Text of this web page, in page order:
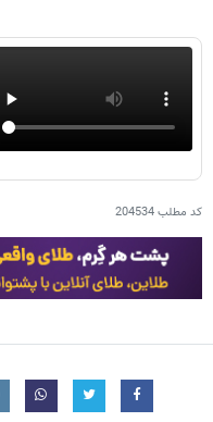
کد مطلب204534